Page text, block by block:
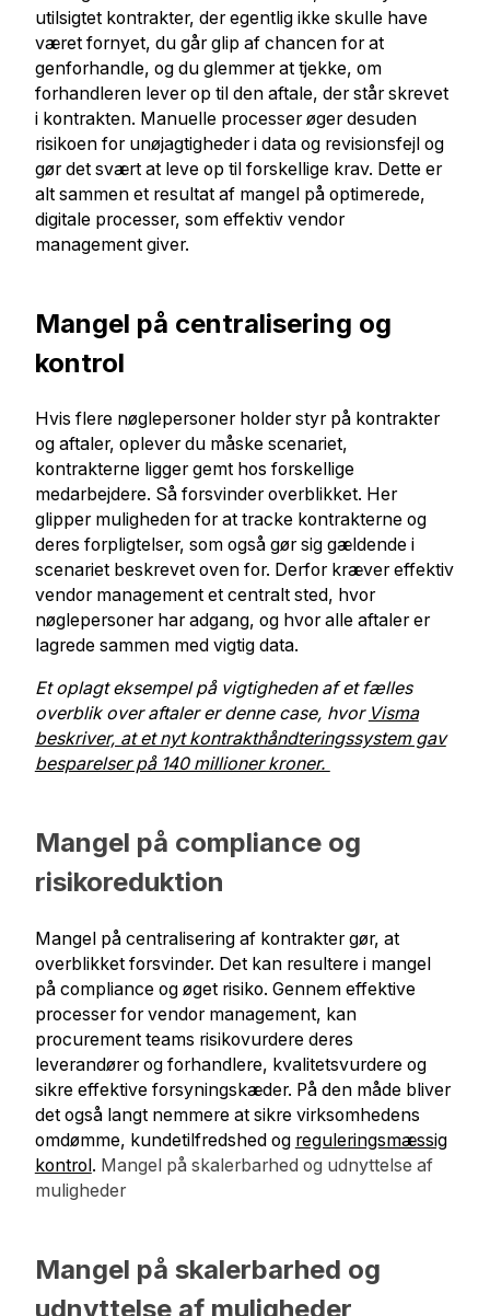
utilsigtet kontrakter, der egentlig ikke skulle have
været fornyet, du går glip af chancen for at
genforhandle, og du glemmer at tjekke, om
forhandleren lever op til den aftale, der står skrevet
i kontrakten. Manuelle processer øger desuden
risikoen for unøjagtigheder i data og revisionsfejl og
gør det svært at leve op til forskellige krav. Dette er
alt sammen et resultat af mangel på optimerede,
digitale processer, som effektiv vendor
management giver.
Mangel på centralisering og
kontrol
Hvis flere nøglepersoner holder styr på kontrakter
og aftaler, oplever du måske scenariet,
kontrakterne ligger gemt hos forskellige
medarbejdere. Så forsvinder overblikket. Her
glipper muligheden for at tracke kontrakterne og
deres forpligtelser, som også gør sig gældende i
scenariet beskrevet oven for. Derfor kræver effektiv
vendor management et centralt sted, hvor
nøglepersoner har adgang, og hvor alle aftaler er
lagrede sammen med vigtig data.
Et oplagt eksempel på vigtigheden af et fælles
overblik over aftaler er denne case, hvor Visma
beskriver, at et nyt kontrakthåndteringssystem gav
besparelser på 140 millioner kroner.
Mangel på compliance og
risikoreduktion
Mangel på centralisering af kontrakter gør, at
overblikket forsvinder. Det kan resultere i mangel
på compliance og øget risiko. Gennem effektive
processer for vendor management, kan
procurement teams risikovurdere deres
leverandører og forhandlere, kvalitetsvurdere og
sikre effektive forsyningskæder. På den måde bliver
det også langt nemmere at sikre virksomhedens
omdømme, kundetilfredshed og reguleringsmæssig
kontrol. Mangel på skalerbarhed og udnyttelse af
muligheder
Mangel på skalerbarhed og
udnyttelse af muligheder